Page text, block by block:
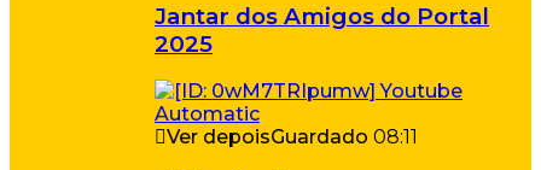
Jantar dos Amigos do Portal
2025
Ver depoisGuardado 08:11